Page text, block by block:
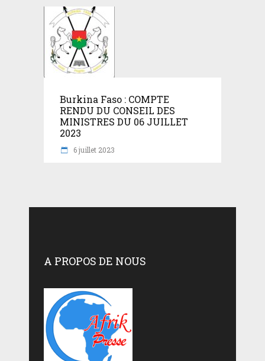
Burkina Faso : COMPTE
RENDU DU CONSEIL DES
MINISTRES DU 06 JUILLET
2023
6 juillet 2023
A PROPOS DE NOUS